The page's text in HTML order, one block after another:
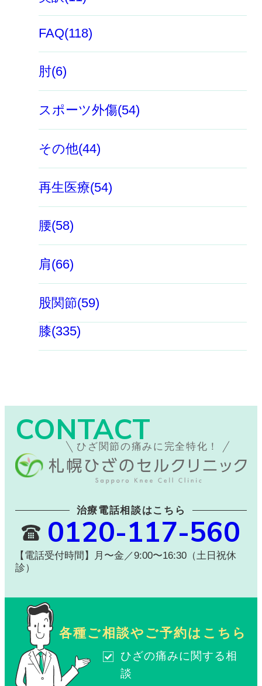
FAQ(118)
肘(6)
スポーツ外傷(54)
その他(44)
再生医療(54)
腰(58)
肩(66)
股関節(59)
膝(335)
CONTACT
ひざ関節の痛みに完全特化！
治療電話相談はこちら
0120-117-560
【電話受付時間】月〜金／9:00〜16:30（土日祝休
診）
各種ご相談やご予約はこちら
ひざの痛みに関する相
談